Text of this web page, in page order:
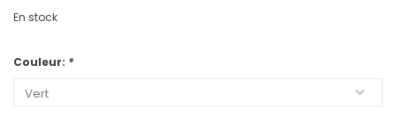
En stock
Couleur: *